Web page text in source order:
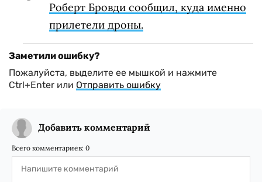
Роберт Бровди сообщил, куда именно
прилетели дроны.
Заметили ошибку?
Пожалуйста, выделите ее мышкой и нажмите
Ctrl+Enter или Отправить ошибку
Добавить комментарий
Всего комментариев: 0